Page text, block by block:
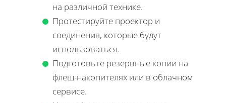
на различной технике.
Протестируйте проектор и
соединения, которые будут
использоваться.
Подготовьте резервные копии на
флеш-накопителях или в облачном
сервисе.